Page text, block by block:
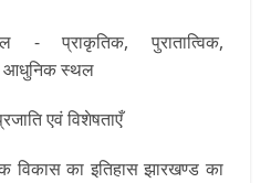
- प्राकृतिक, पुरातात्विक,
आधुनिक स्थल
एवं विशेषताएँ
विकास का इतिहास झारखण्ड का